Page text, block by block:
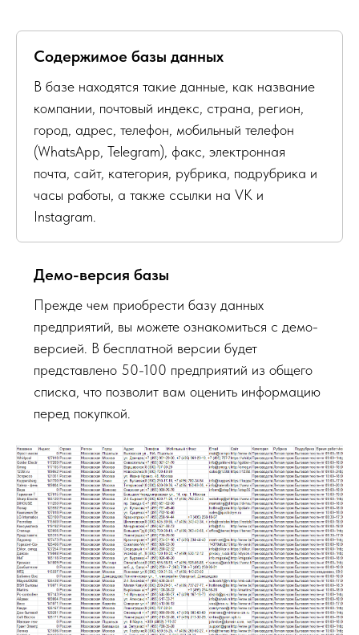
Содержимое базы данных
В базе находятся такие данные, как название
компании, почтовый индекс, страна, регион,
город, адрес, телефон, мобильный телефон
(WhatsApp, Telegram), факс, электронная
почта, сайт, категория, рубрика, подрубрика и
часы работы, а также ссылки на VK и
Instagram.
Демо-версия базы
Прежде чем приобрести базу данных
предприятий, вы можете ознакомиться с демо-
версией. В бесплатной версии будет
представлено 50-100 предприятий из общего
списка, что позволит вам оценить информацию
перед покупкой.